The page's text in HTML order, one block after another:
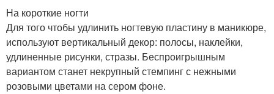
На короткие ногти
Для того чтобы удлинить ногтевую пластину в маникюре,
используют вертикальный декор: полосы, наклейки,
удлиненные рисунки, стразы. Беспроигрышным
вариантом станет некрупный стемпинг с нежными
розовыми цветами на сером фоне.